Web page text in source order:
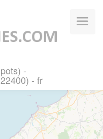
-
- fr